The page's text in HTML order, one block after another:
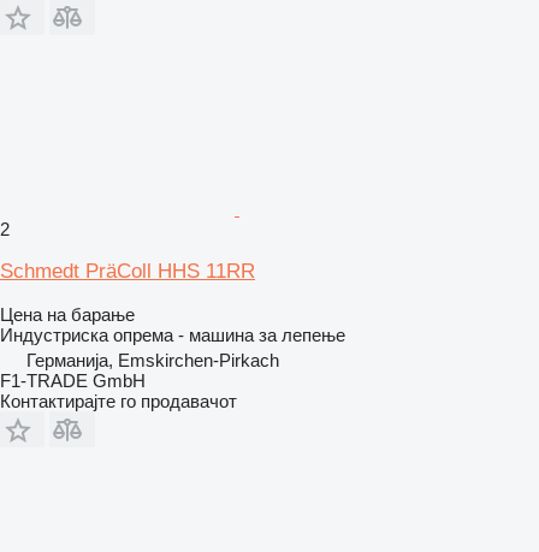
2
Schmedt PräColl HHS 11RR
Цена на барање
Индустриска опрема - машина за лепење
Германија, Emskirchen-Pirkach
F1-TRADE GmbH
Контактирајте го продавачот